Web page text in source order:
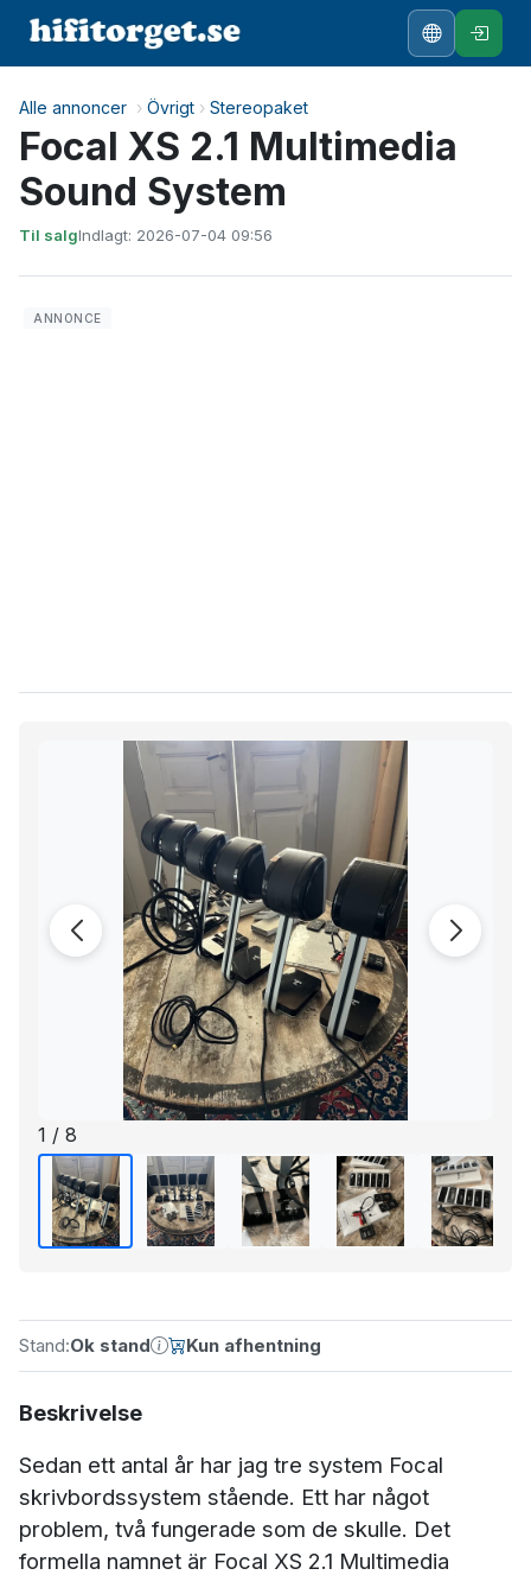
Alle annoncer › Övrigt › Stereopaket
Focal XS 2.1 Multimedia
Sound System
Til salgIndlagt: 2026-07-04 09:56
1 / 8
Stand:Ok stand Kun afhentning
Beskrivelse
Sedan ett antal år har jag tre system Focal
skrivbordssystem stående. Ett har något
problem, två fungerade som de skulle. Det
formella namnet är Focal XS 2.1 Multimedia